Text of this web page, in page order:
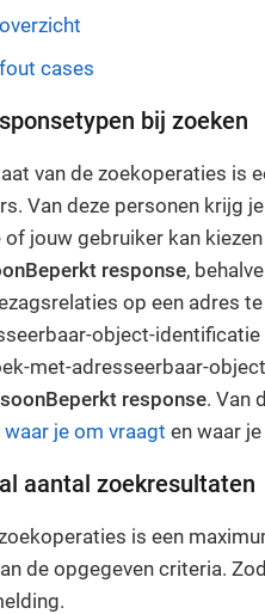
overzicht
fout cases
bij zoeken
van de zoekoperaties is
Van deze personen krijg
jouw gebruiker kan
response,
op een adres
object-
met-adresseerbaar-
response. Van
je om vraagt en waar
aantal zoekresultaten
is een
de opgegeven criteria.